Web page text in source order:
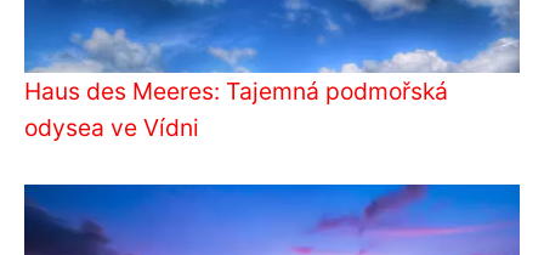
Haus des Meeres: Tajemná podmořská
odysea ve Vídni